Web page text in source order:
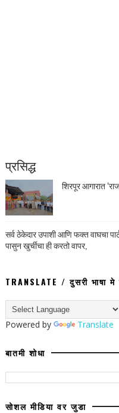
प्रसिद्ध
शिरपूर आगारात
सर्व ठेकेदार उपाशी आणि फक्त वाघचा
पासुन खुर्चीचा ही करतो वापर,
TRANSLATE / दुसरी भाषा
Powered by Translate
बातमी शोधा
सोशल मीडिया वर जुडा